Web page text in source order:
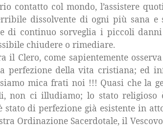
contatto col mondo, l’assistere
dissolvente di ogni più sana
di continuo sorveglia i piccoli
chiudere o rimediare.
il Clero, come sapientemente
perfezione della vita cristiana; ed
mica frati noi !!! Quasi che la
non ci illudiamo; lo stato
stato di perfezione già esistente in
Ordinazione Sacerdotale, il